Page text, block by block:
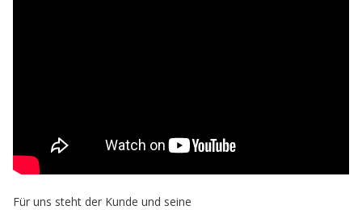
Für uns steht der Kunde und seine